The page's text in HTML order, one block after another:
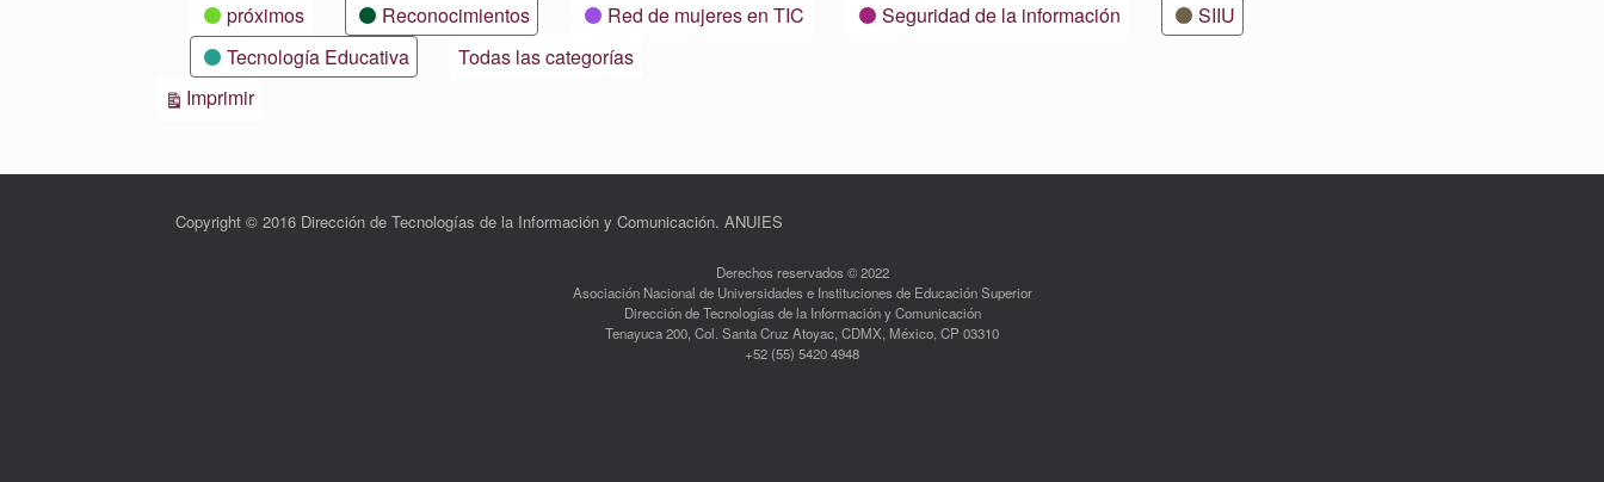
próximos
Reconocimientos Red de mujeres en TIC Seguridad de la información
SIIU
Tecnología Educativa
Todas las categorías
ImprimirVistas
Copyright © 2016 Dirección de Tecnologías de la Información y Comunicación. ANUIES
Derechos reservados © 2022
Asociación Nacional de Universidades e Instituciones de Educación Superior
Dirección de Tecnologías de la Información y Comunicación
Tenayuca 200, Col. Santa Cruz Atoyac, CDMX, México, CP 03310
+52 (55) 5420 4948